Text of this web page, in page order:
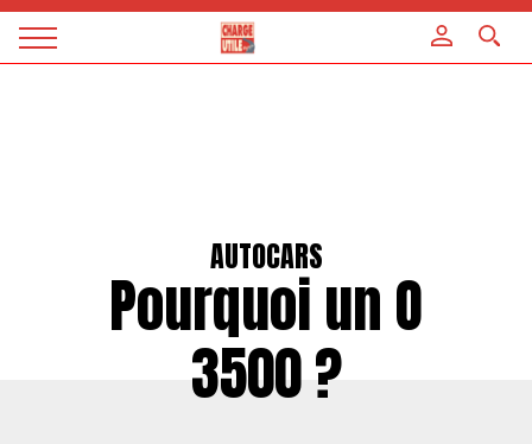
Magazine
AUTOCARS
Pourquoi un O
3500 ?
Panneau de gestion des cookies